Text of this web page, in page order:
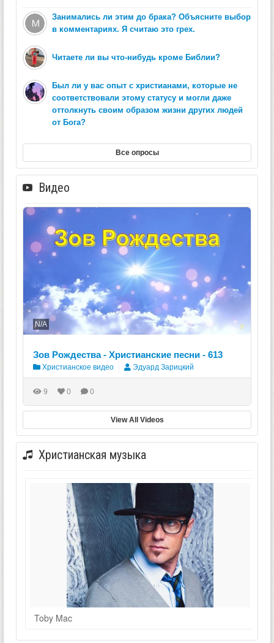
Занимались ли этим до брака? Объясните выбор
в комментариях. Я считаю это грех.
Читаете ли вы что-нибудь кроме Библии?
Был ли у вас опыт с христианами, которые не
соответствовали этому статусу и могли даже
оттолкнуть своим образом жизни других людей
от Бога?
Все опросы
Видео
N/A
Зов Рождества - Христианские песни - 613
Христианское видео Эдуард Зарицкий
9 0 0
View All Videos
Христианская музыка
Toby Mac